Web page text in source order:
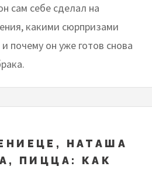
сам себе сделал на
какими сюрпризами
почему он уже готов снова
НАТАША
ПИЦЦА: КАК